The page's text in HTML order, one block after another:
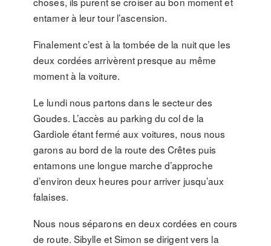
entamer à leur tour l’ascension.
Finalement c’est à la tombée de la nuit que les
deux cordées arrivèrent presque au même
moment à la voiture.
Le lundi nous partons dans le secteur des
Goudes. L’accès au parking du col de la
Gardiole étant fermé aux voitures, nous nous
garons au bord de la route des Crêtes puis
entamons une longue marche d’approche
d’environ deux heures pour arriver jusqu’aux
falaises.
Nous nous séparons en deux cordées en cours
de route. Sibylle et Simon se dirigent vers la